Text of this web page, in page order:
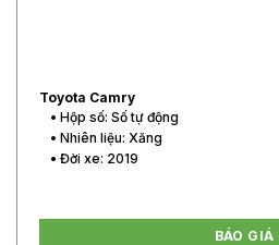
Toyota Vios
• Hộp số: Số tự động
• Nhiên liệu: Xăng
• Đời xe: 2020
BÁO GIÁ